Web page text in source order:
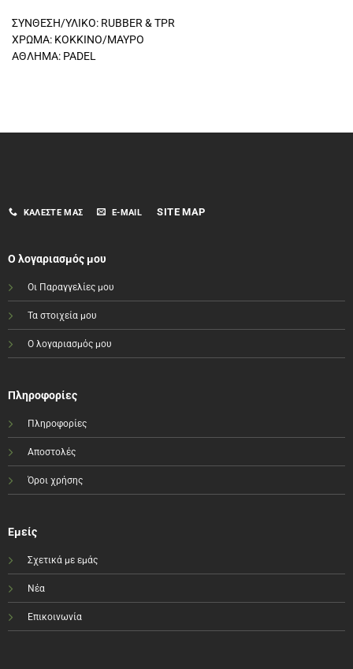
ΣΥΝΘΕΣΗ/ΥΛΙΚΟ: RUBBER & TPR
ΧΡΩΜΑ: ΚΟΚΚΙΝΟ/ΜΑΥΡΟ
ΑΘΛΗΜΑ: PADEL
ΚΑΛΈΣΤΕ ΜΑΣ E-MAIL SITE MAP
Ο λογαριασμός μου
Οι Παραγγελίες μου
Τα στοιχεία μου
Ο λογαριασμός μου
Πληροφορίες
Πληροφορίες
Αποστολές
Όροι χρήσης
Εμείς
Σχετικά με εμάς
Νέα
Επικοινωνία